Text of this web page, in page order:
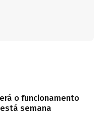
o funcionamento
semana